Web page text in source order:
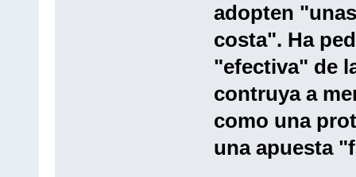
adopten
costa". Ha
"efectiva" de
contruya a
como una
una apuesta